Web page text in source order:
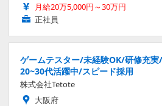
月給20万5,000円～30万円
正社員
ゲームテスター/未経験OK/研修充
20~30代活躍中/スピード採用
株式会社Tetote
大阪府